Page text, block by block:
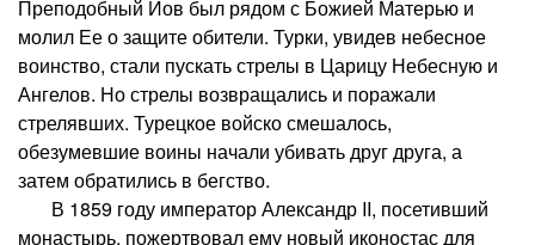
Преподобный Иов был рядом с Божией Матерью и
молил Ее о защите обители. Турки, увидев небесное
воинство, стали пускать стрелы в Царицу Небесную и
Ангелов. Но стрелы возвращались и поражали
стрелявших. Турецкое войско смешалось,
обезумевшие воины начали убивать друг друга, а
затем обратились в бегство.
В 1859 году император Александр II, посетивший
монастырь, пожертвовал ему новый иконостас для